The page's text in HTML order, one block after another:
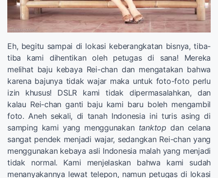
Eh, begitu sampai di lokasi keberangkatan bisnya, tiba-
tiba kami dihentikan oleh petugas di sana! Mereka
melihat baju kebaya Rei-chan dan mengatakan bahwa
karena bajunya tidak wajar maka untuk foto-foto perlu
izin khusus! DSLR kami tidak dipermasalahkan, dan
kalau Rei-chan ganti baju kami baru boleh mengambil
foto. Aneh sekali, di tanah Indonesia ini turis asing di
samping kami yang menggunakan tanktop dan celana
sangat pendek menjadi wajar, sedangkan Rei-chan yang
menggunakan kebaya asli Indonesia malah yang menjadi
tidak normal. Kami menjelaskan bahwa kami sudah
menanyakannya lewat telepon, namun petugas di lokasi